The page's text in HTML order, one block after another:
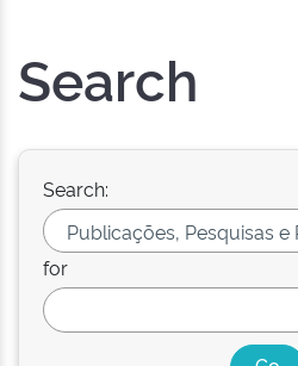
Search
Search:
for